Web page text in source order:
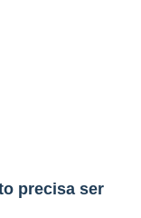
precisa ser